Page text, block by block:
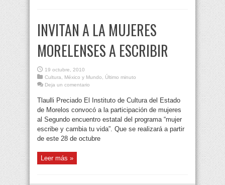
INVITAN A LA MUJERES
MORELENSES A ESCRIBIR
19 octubre, 2010
Cultura
México y Mundo
Último minuto
Deja un comentario
Tlaulli Preciado El Instituto de Cultura del Estado
de Morelos convocó a la participación de mujeres
al Segundo encuentro estatal del programa “mujer
escribe y cambia tu vida”. Que se realizará a partir
de este 28 de octubre
Leer más »